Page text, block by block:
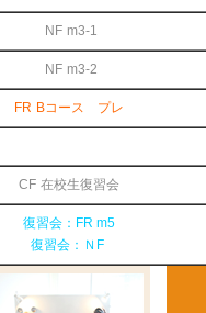
NF m3-1
NF m3-2
FR Bコース プレ
CF 在校生復習会
復習会：FR m5
復習会：ＮF